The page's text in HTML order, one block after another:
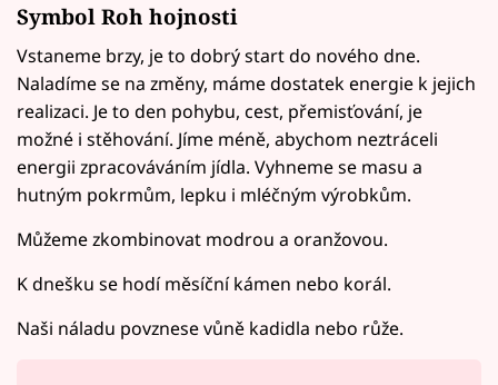
Symbol Roh hojnosti
Vstaneme brzy, je to dobrý start do nového dne.
Naladíme se na změny, máme dostatek energie k jejich
realizaci. Je to den pohybu, cest, přemisťování, je
možné i stěhování. Jíme méně, abychom neztráceli
energii zpracováváním jídla. Vyhneme se masu a
hutným pokrmům, lepku i mléčným výrobkům.
Můžeme zkombinovat modrou a oranžovou.
K dnešku se hodí měsíční kámen nebo korál.
Naši náladu povznese vůně kadidla nebo růže.